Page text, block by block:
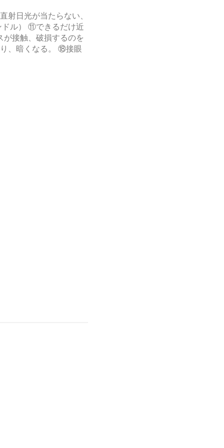
日光が当たらない、
ル） ⑪できるだけ近
接触、破損するのを
、暗くなる。 ⑱接眼